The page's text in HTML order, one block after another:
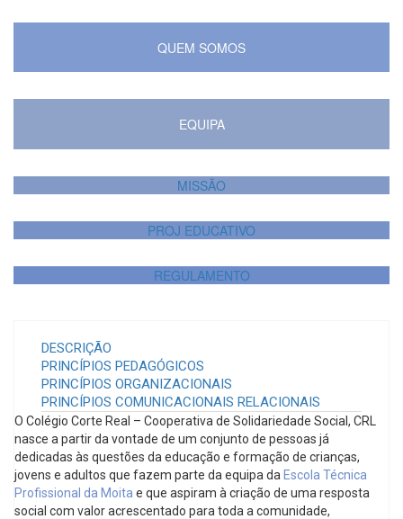
QUEM SOMOS
EQUIPA
MISSÃO
PROJ EDUCATIVO
REGULAMENTO
DESCRIÇÃO
PRINCÍPIOS PEDAGÓGICOS
PRINCÍPIOS ORGANIZACIONAIS
PRINCÍPIOS COMUNICACIONAIS RELACIONAIS
O Colégio Corte Real – Cooperativa de Solidariedade Social, CRL
nasce a partir da vontade de um conjunto de pessoas já
dedicadas às questões da educação e formação de crianças,
jovens e adultos que fazem parte da equipa da Escola Técnica
Profissional da Moita e que aspiram à criação de uma resposta
social com valor acrescentado para toda a comunidade,